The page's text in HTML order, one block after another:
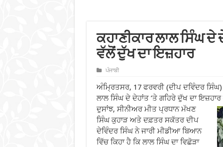
ਕਹਾਣੀਕਾਰ ਲਾਲ ਸਿੰਘ ਦੇ
ਵੱਲੋਂ ਦੁੱਖ ਦਾ ਇਜ਼ਹਾਰ
ਪੰਜਾਬੀ
ਅੰਮ੍ਰਿਤਸਰ, 17 ਫਰਵਰੀ (ਦੀਪ ਦਵਿੰਦਰ ਸਿੰਘ)
ਲਾਲ ਸਿੰਘ ਦੇ ਦੇਹਾਂਤ ’ਤੇ ਗਹਿਰੇ ਦੁੱਖ ਦਾ ਇਜ਼ਹਾਰ
ਦੁਸਾਂਝ, ਸੀਨੀਅਰ ਮੀਤ ਪ੍ਰਧਾਨ ਮੱਖਣ
ਸਿੰਘ ਕੁਹਾੜ ਅਤੇ ਦਫ਼ਤਰ ਸਕੱਤਰ ਦੀਪ
ਦੇਵਿੰਦਰ ਸਿੰਘ ਨੇ ਜਾਰੀ ਮੀਡੀਆ ਬਿਆਨ
ਵਿੱਚ ਕਿਹਾ ਹੈ ਕਿ ਲਾਲ ਸਿੰਘ ਦਾ ਵਿਛੋੜਾ